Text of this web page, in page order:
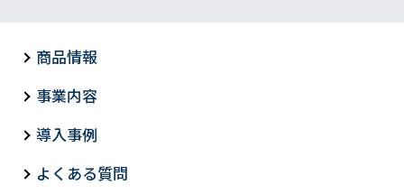
商品情報
事業内容
導入事例
よくある質問